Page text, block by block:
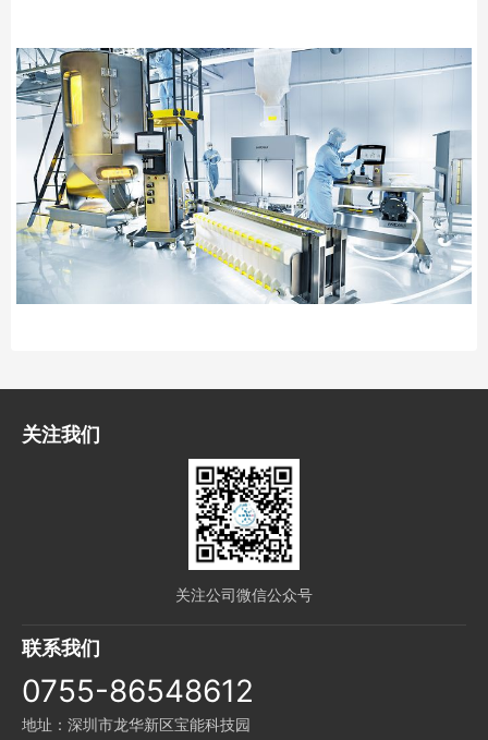
关注我们
关注公司微信公众号
联系我们
0755-86548612
地址：深圳市龙华新区宝能科技园